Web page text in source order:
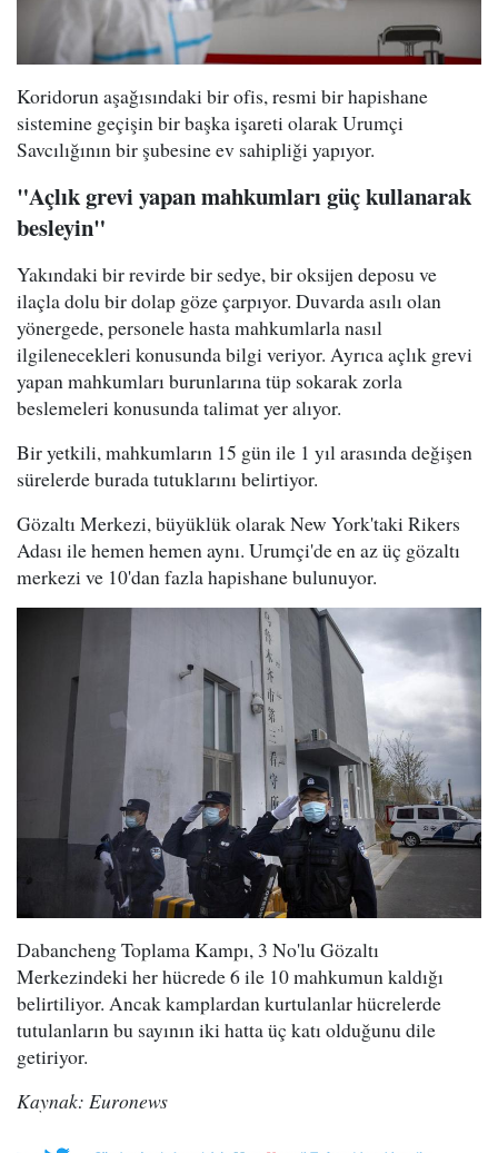
Koridorun aşağısındaki bir ofis, resmi bir hapishane
sistemine geçişin bir başka işareti olarak Urumçi
Savcılığının bir şubesine ev sahipliği yapıyor.
"Açlık grevi yapan mahkumları güç kullanarak
besleyin"
Yakındaki bir revirde bir sedye, bir oksijen deposu ve
ilaçla dolu bir dolap göze çarpıyor. Duvarda asılı olan
yönergede, personele hasta mahkumlarla nasıl
ilgilenecekleri konusunda bilgi veriyor. Ayrıca açlık grevi
yapan mahkumları burunlarına tüp sokarak zorla
beslemeleri konusunda talimat yer alıyor.
Bir yetkili, mahkumların 15 gün ile 1 yıl arasında değişen
sürelerde burada tutuklarını belirtiyor.
Gözaltı Merkezi, büyüklük olarak New York'taki Rikers
Adası ile hemen hemen aynı. Urumçi'de en az üç gözaltı
merkezi ve 10'dan fazla hapishane bulunuyor.
Dabancheng Toplama Kampı, 3 No'lu Gözaltı
Merkezindeki her hücrede 6 ile 10 mahkumun kaldığı
belirtiliyor. Ancak kamplardan kurtulanlar hücrelerde
tutulanların bu sayının iki hatta üç katı olduğunu dile
getiriyor.
Kaynak: Euronews